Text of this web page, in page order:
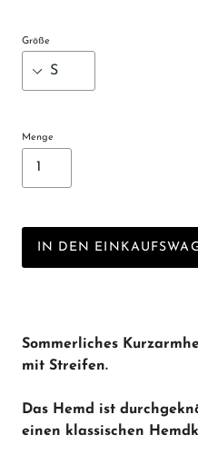
Größe
Menge
IN DEN
Sommerliches
mit Streifen.
Das Hemd ist
einen klassischen